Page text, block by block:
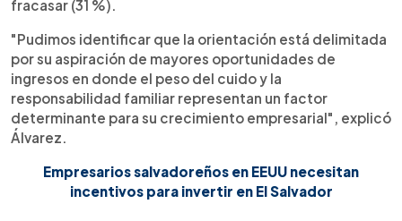
fracasar (31 %).
"Pudimos identificar que la orientación está delimitada
por su aspiración de mayores oportunidades de
ingresos en donde el peso del cuido y la
responsabilidad familiar representan un factor
determinante para su crecimiento empresarial", explicó
Álvarez.
Empresarios salvadoreños en EEUU necesitan
incentivos para invertir en El Salvador